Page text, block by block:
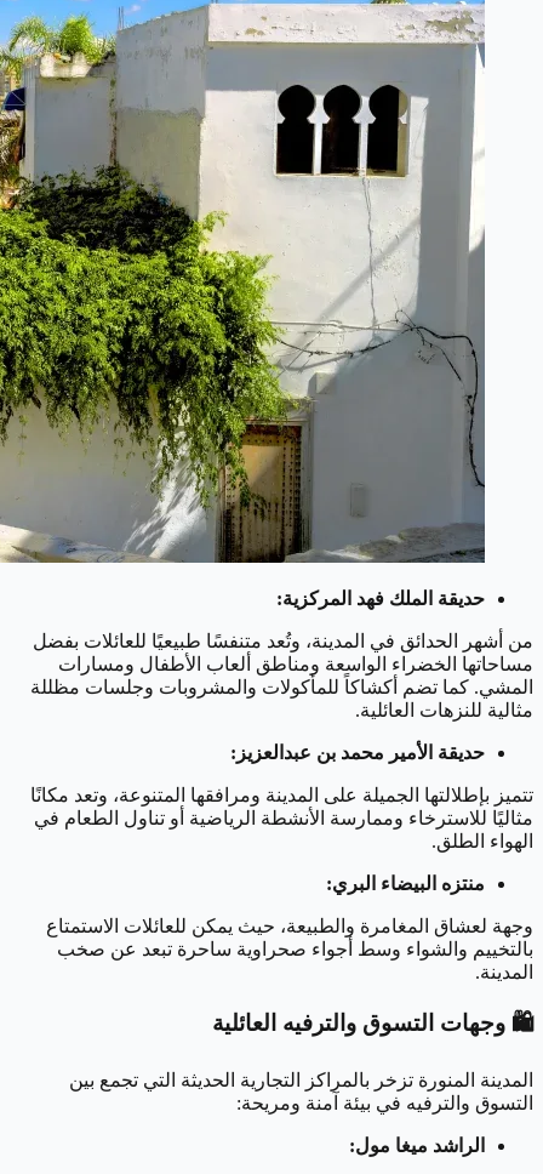
حديقة الملك فهد المركزية:
من أشهر الحدائق في المدينة، وتُعد متنفسًا طبيعيًا للعائلات بفضل
مساحاتها الخضراء الواسعة ومناطق ألعاب الأطفال ومسارات
المشي. كما تضم أكشاكاً للمأكولات والمشروبات وجلسات مظللة
مثالية للنزهات العائلية.
حديقة الأمير محمد بن عبدالعزيز:
تتميز بإطلالتها الجميلة على المدينة ومرافقها المتنوعة، وتعد مكانًا
مثاليًا للاسترخاء وممارسة الأنشطة الرياضية أو تناول الطعام في
الهواء الطلق.
منتزه البيضاء البري:
وجهة لعشاق المغامرة والطبيعة، حيث يمكن للعائلات الاستمتاع
بالتخييم والشواء وسط أجواء صحراوية ساحرة تبعد عن صخب
المدينة.
🛍️ وجهات التسوق والترفيه العائلية
المدينة المنورة تزخر بالمراكز التجارية الحديثة التي تجمع بين
التسوق والترفيه في بيئة آمنة ومريحة:
الراشد ميغا مول: